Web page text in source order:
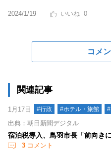
2024/1/19 0
コメ
関連記事
1月17日 #行政 #ホテル・旅館
出典：朝日新聞デジタル
宿泊税導入、鳥羽市長「前向
3 コメント